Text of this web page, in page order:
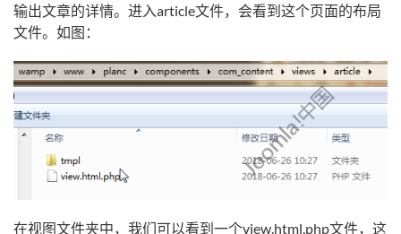
输出文章的详情。进入article文件，会看到这个页面的布局
文件。如图：
在视图文件夹中，我们可以看到一个view.html.php文件，这